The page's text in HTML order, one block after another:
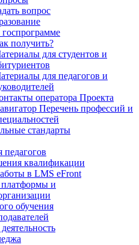
вопрос
получить?
для студентов и
для педагогов и
оператора Проекта
Перечень профессий и
стандарты
квалификации
в LMS eFront
и
обучения